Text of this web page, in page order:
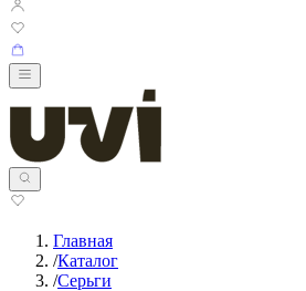
Главная
/Каталог
/Серьги